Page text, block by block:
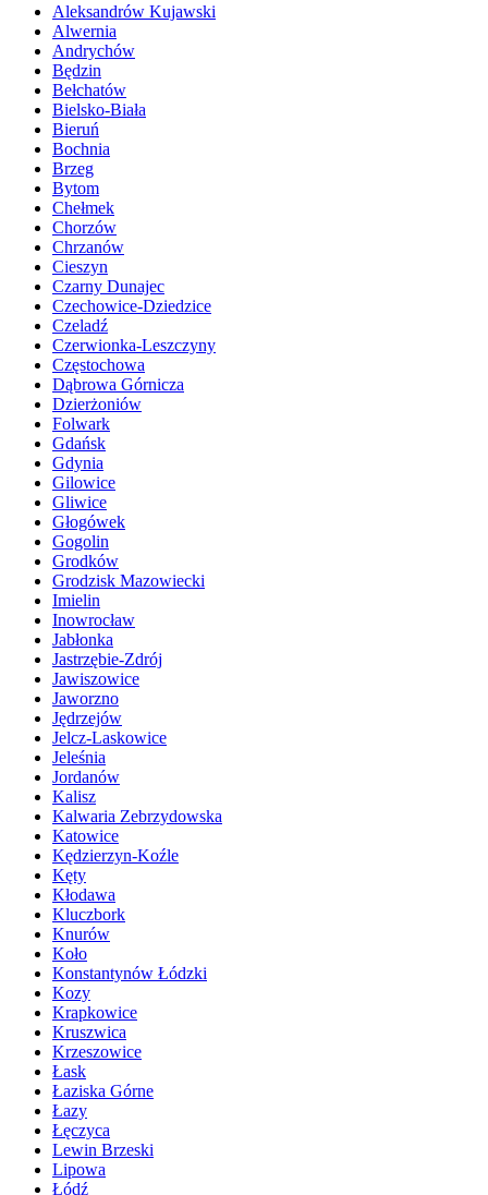
Aleksandrów Kujawski
Alwernia
Andrychów
Będzin
Bełchatów
Bielsko-Biała
Bieruń
Bochnia
Brzeg
Bytom
Chełmek
Chorzów
Chrzanów
Cieszyn
Czarny Dunajec
Czechowice-Dziedzice
Czeladź
Czerwionka-Leszczyny
Częstochowa
Dąbrowa Górnicza
Dzierżoniów
Folwark
Gdańsk
Gdynia
Gilowice
Gliwice
Głogówek
Gogolin
Grodków
Grodzisk Mazowiecki
Imielin
Inowrocław
Jabłonka
Jastrzębie-Zdrój
Jawiszowice
Jaworzno
Jędrzejów
Jelcz-Laskowice
Jeleśnia
Jordanów
Kalisz
Kalwaria Zebrzydowska
Katowice
Kędzierzyn-Koźle
Kęty
Kłodawa
Kluczbork
Knurów
Koło
Konstantynów Łódzki
Kozy
Krapkowice
Kruszwica
Krzeszowice
Łask
Łaziska Górne
Łazy
Łęczyca
Lewin Brzeski
Lipowa
Łódź